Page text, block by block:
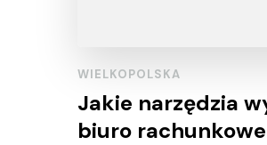
WIELKOPOLSKA
Jakie narzędzia
biuro